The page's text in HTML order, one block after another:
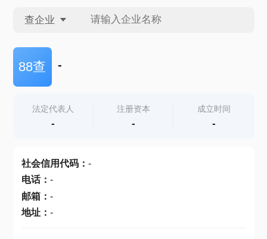
查企业
查企业
查产地
88查 -
法定代表人
-
注册资本
-
成立时间
-
社会信用代码： -
电话： -
邮箱： -
地址： -